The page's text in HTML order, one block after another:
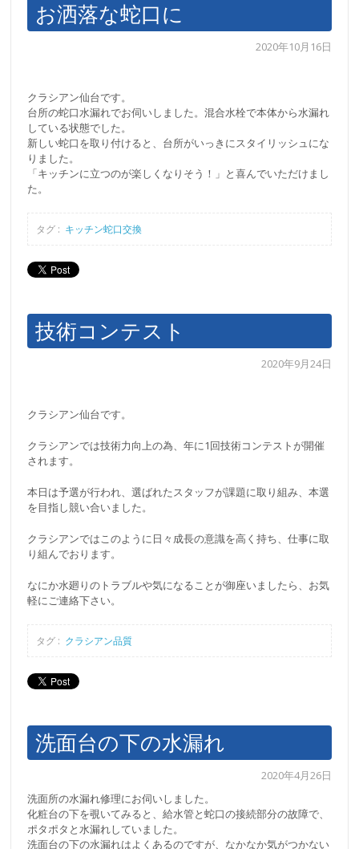
お洒落な蛇口に
2020年10月16日
クラシアン仙台です。
台所の蛇口水漏れでお伺いしました。混合水栓で本体から水漏れ
している状態でした。
新しい蛇口を取り付けると、台所がいっきにスタイリッシュにな
りました。
「キッチンに立つのが楽しくなりそう！」と喜んでいただけまし
た。
タグ : キッチン蛇口交換
技術コンテスト
2020年9月24日
クラシアン仙台です。
クラシアンでは技術力向上の為、年に1回技術コンテストが開催
されます。
本日は予選が行われ、選ばれたスタッフが課題に取り組み、本選
を目指し競い合いました。
クラシアンではこのように日々成長の意識を高く持ち、仕事に取
り組んでおります。
なにか水廻りのトラブルや気になることが御座いましたら、お気
軽にご連絡下さい。
タグ : クラシアン品質
洗面台の下の水漏れ
2020年4月26日
洗面所の水漏れ修理にお伺いしました。
化粧台の下を覗いてみると、給水管と蛇口の接続部分の故障で、
ポタポタと水漏れしていました。
洗面台の下の水漏れはよくあるのですが、なかなか気がつかない